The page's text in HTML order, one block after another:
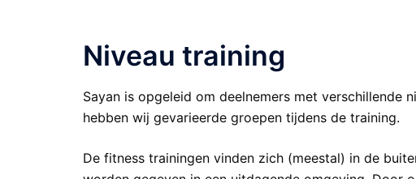
Niveau training
Sayan is opgeleid om deelnemers met verschillende
hebben wij gevarieerde groepen tijdens de training.
De fitness trainingen vinden zich (meestal) in de